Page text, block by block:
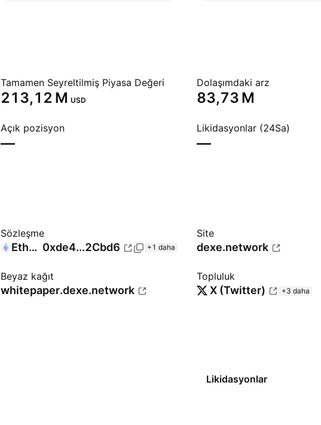
Tamamen Seyreltilmiş Piyasa Değeri
‪213,12 M‬ USD
Dolaşımdaki arz
‪83,73 M‬
Açık pozisyon
—
Likidasyonlar (24Sa)
—
Sözleşme
Ethereum 0xde4...2Cbd6 +1 daha
Site
dexe.network
Beyaz kağıt
whitepaper.dexe.network
Topluluk
X (Twitter) +3 daha
Likidasyonlar